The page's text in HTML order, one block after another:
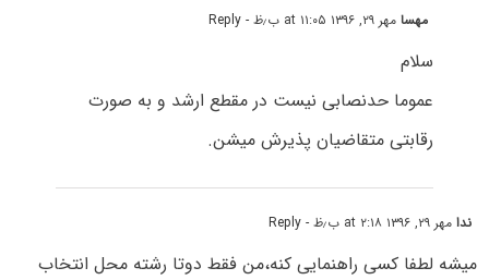
مهسامهر ۲۹, ۱۳۹۶ at ۱۱:۰۵ ب٫ظ - Reply
سلام
عموما حدنصابی نیست در مقطع ارشد و به صورت
رقابتی متقاضیان پذیرش میشن.
ندامهر ۲۹, ۱۳۹۶ at ۲:۱۸ ب٫ظ - Reply
میشه لطفا کسی راهنمایی کنه،من فقط دوتا رشته محل انتخاب